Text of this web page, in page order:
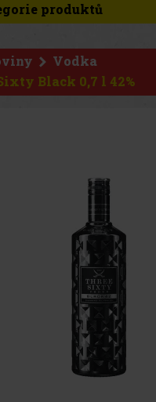
produktů
Vodka
Black 0,7 l 42%